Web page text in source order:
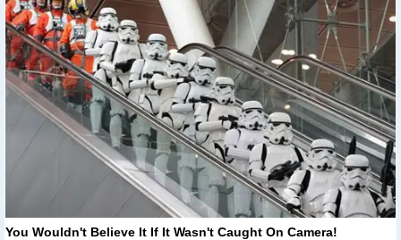
You Wouldn't Believe It If It Wasn't Caught On Camera!